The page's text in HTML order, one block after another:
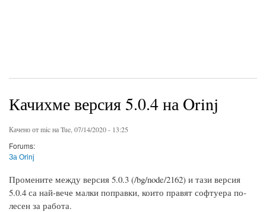
Качихме версия 5.0.4 на Orinj
Качено отmicна Tue, 07/14/2020 - 13:25
Forums:
За Orinj
Промените между версия 5.0.3 (/bg/node/2162) и тази версия
5.0.4 са най-вече малки поправки, които правят софтуера по-
лесен за работа.